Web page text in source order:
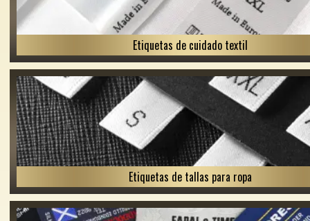
Etiquetas de cuidado textil
Etiquetas de tallas para ropa